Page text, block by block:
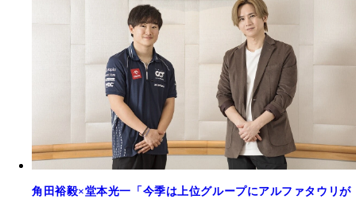
角田裕毅×堂本光一「今季は上位グループにアルファタウリが